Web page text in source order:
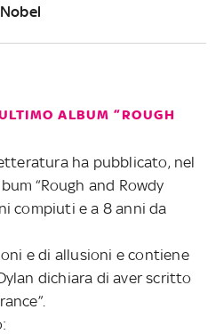
Nobel
ALBUM “ROUGH
ha pubblicato, nel
“Rough and Rowdy
compiuti e a 8 anni da
e di allusioni e contiene
dichiara di aver scritto